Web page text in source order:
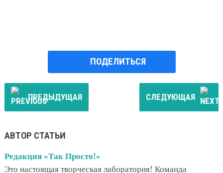
ПОДЕЛИТЬСЯ
ПРЕДЫДУЩАЯ СЛЕДУЮЩАЯ
АВТОР СТАТЬИ
Редакция «Так Просто!»
Это настоящая творческая лаборатория! Команда